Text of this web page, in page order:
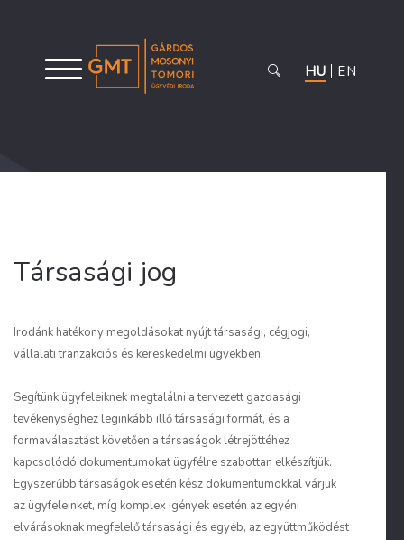
HU EN
Társasági jog
Irodánk hatékony megoldásokat nyújt társasági, cégjogi,
vállalati tranzakciós és kereskedelmi ügyekben.
Segítünk ügyfeleiknek megtalálni a tervezett gazdasági
tevékenységhez leginkább illő társasági formát, és a
formaválasztást követően a társaságok létrejöttéhez
kapcsolódó dokumentumokat ügyfélre szabottan elkészítjük.
Egyszerűbb társaságok esetén kész dokumentumokkal várjuk
az ügyfeleinket, míg komplex igények esetén az egyéni
elvárásoknak megfelelő társasági és egyéb, az együttműködést